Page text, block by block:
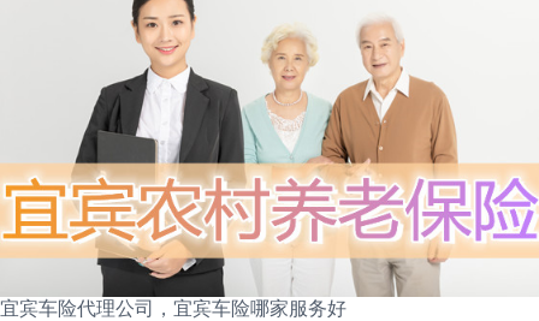
宜宾车险代理公司，宜宾车险哪家服务好